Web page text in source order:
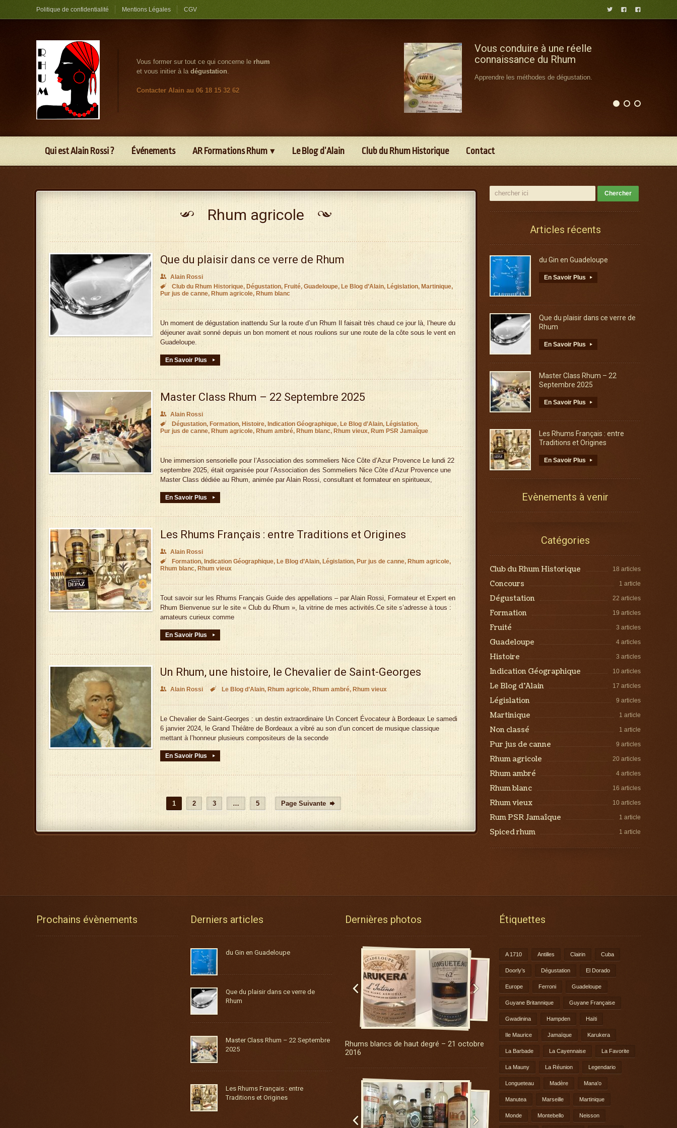
Politique de confidentialité Mentions Légales CGV   
Vous former sur tout ce qui concerne le rhum
et vous initier à la dégustation.
Contacter Alain au 06 18 15 32 62
Vous conduire à une réelle
connaissance du Rhum
Apprendre les méthodes de dégustation.
Qui est Alain Rossi ? Événements AR Formations Rhum Le Blog d’Alain Club du Rhum Historique Contact
Rhum agricole
Que du plaisir dans ce verre de Rhum
👥 Alain Rossi
 Club du Rhum Historique, Dégustation, Fruité, Guadeloupe, Le Blog d’Alain, Législation, Martinique,
Pur jus de canne, Rhum agricole, Rhum blanc
Un moment de dégustation inattendu Sur la route d’un Rhum Il faisait très chaud ce jour là, l’heure du
déjeuner avait sonné depuis un bon moment et nous roulions sur une route de la côte sous le vent en
Guadeloupe.
En Savoir Plus ▸
Master Class Rhum – 22 Septembre 2025
👥 Alain Rossi
 Dégustation, Formation, Histoire, Indication Géographique, Le Blog d’Alain, Législation,
Pur jus de canne, Rhum agricole, Rhum ambré, Rhum blanc, Rhum vieux, Rum PSR Jamaîque
Une immersion sensorielle pour l’Association des sommeliers Nice Côte d’Azur Provence Le lundi 22
septembre 2025, était organisée pour l’Association des Sommeliers Nice Côte d’Azur Provence une
Master Class dédiée au Rhum, animée par Alain Rossi, consultant et formateur en spiritueux,
En Savoir Plus ▸
Les Rhums Français : entre Traditions et Origines
👥 Alain Rossi
 Formation, Indication Géographique, Le Blog d’Alain, Législation, Pur jus de canne, Rhum agricole,
Rhum blanc, Rhum vieux
Tout savoir sur les Rhums Français Guide des appellations – par Alain Rossi, Formateur et Expert en
Rhum Bienvenue sur le site « Club du Rhum », la vitrine de mes activités.Ce site s’adresse à tous :
amateurs curieux comme
En Savoir Plus ▸
Un Rhum, une histoire, le Chevalier de Saint-Georges
👥 Alain Rossi  Le Blog d’Alain, Rhum agricole, Rhum ambré, Rhum vieux
Le Chevalier de Saint-Georges : un destin extraordinaire Un Concert Évocateur à Bordeaux Le samedi
6 janvier 2024, le Grand Théâtre de Bordeaux a vibré au son d’un concert de musique classique
mettant à l’honneur plusieurs compositeurs de la seconde
En Savoir Plus ▸
1 2 3 … 5 Page Suivante 
Articles récents
du Gin en Guadeloupe
En Savoir Plus ▸
Que du plaisir dans ce verre de
Rhum
En Savoir Plus ▸
Master Class Rhum – 22
Septembre 2025
En Savoir Plus ▸
Les Rhums Français : entre
Traditions et Origines
En Savoir Plus ▸
Evènements à venir
Catégories
18 articles
Club du Rhum Historique
1 article
Concours
22 articles
Dégustation
19 articles
Formation
3 articles
Fruité
4 articles
Guadeloupe
3 articles
Histoire
10 articles
Indication Géographique
17 articles
Le Blog d’Alain
9 articles
Législation
1 article
Martinique
1 article
Non classé
9 articles
Pur jus de canne
20 articles
Rhum agricole
4 articles
Rhum ambré
16 articles
Rhum blanc
10 articles
Rhum vieux
1 article
Rum PSR Jamaîque
1 article
Spiced rhum
Prochains évènements Derniers articles
du Gin en Guadeloupe
Que du plaisir dans ce verre de
Rhum
Master Class Rhum – 22 Septembre
2025
Les Rhums Français : entre
Traditions et Origines
Dernières photos
 
Rhums blancs de haut degré – 21 octobre
2016
 
Étiquettes
A 1710 Antilles Clairin Cuba
Doorly’s Dégustation El Dorado
Europe Ferroni Guadeloupe
Guyane Britannique Guyane Française
Gwadinina Hampden Haïti
Ile Maurice Jamaïque Karukera
La Barbade La Cayennaise La Favorite
La Mauny La Réunion Legendario
Longueteau Madère Mana'o
Manutea Marseille Martinique
Monde Montebello Neisson